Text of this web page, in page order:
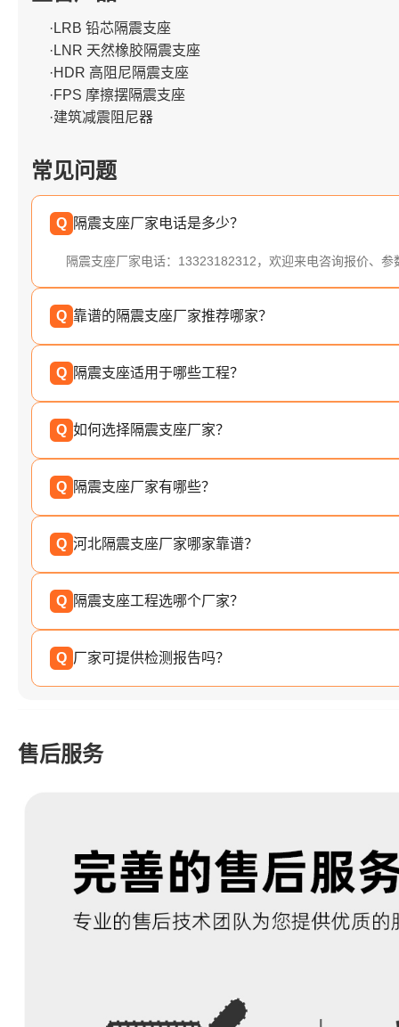
·LRB 铅芯隔震支座
·LNR 天然橡胶隔震支座
·HDR 高阻尼隔震支座
·FPS 摩擦摆隔震支座
·建筑减震阻尼器
常见问题
Q 隔震支座厂家电话是多少？
隔震支座厂家电话：13323182312，欢迎来电咨询报价、参
Q 靠谱的隔震支座厂家推荐哪家？
Q 隔震支座适用于哪些工程？
Q 如何选择隔震支座厂家？
Q 隔震支座厂家有哪些？
Q 河北隔震支座厂家哪家靠谱？
Q 隔震支座工程选哪个厂家？
Q 厂家可提供检测报告吗？
售后服务